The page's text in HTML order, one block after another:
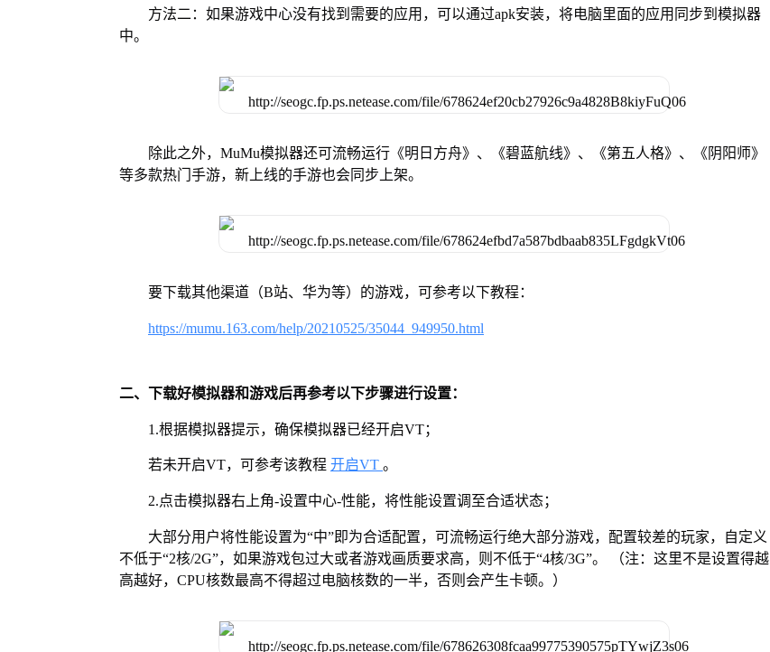
方法二：如果游戏中心没有找到需要的应用，可以通过apk安装，将电脑里面的应用同步到模拟器
中。
除此之外，MuMu模拟器还可流畅运行《明日方舟》、《碧蓝航线》、《第五人格》、《阴阳师》
等多款热门手游，新上线的手游也会同步上架。
要下载其他渠道（B站、华为等）的游戏，可参考以下教程：
https://mumu.163.com/help/20210525/35044_949950.html
二、下载好模拟器和游戏后再参考以下步骤进行设置：
1.根据模拟器提示，确保模拟器已经开启VT；
若未开启VT，可参考该教程 开启VT 。
2.点击模拟器右上角-设置中心-性能，将性能设置调至合适状态；
大部分用户将性能设置为“中”即为合适配置，可流畅运行绝大部分游戏，配置较差的玩家，自定义
不低于“2核/2G”，如果游戏包过大或者游戏画质要求高，则不低于“4核/3G”。 （注：这里不是设置得越
高越好，CPU核数最高不得超过电脑核数的一半，否则会产生卡顿。）